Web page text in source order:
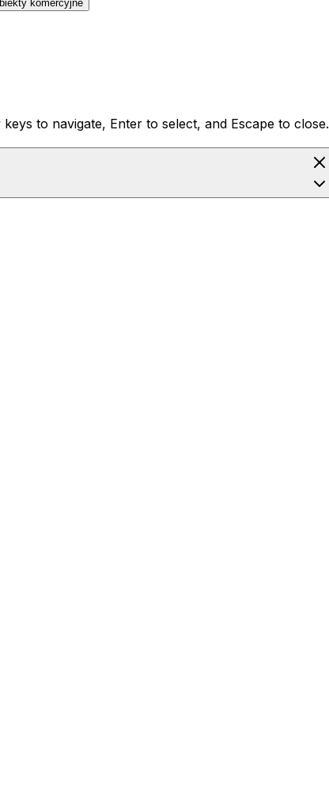
komercyjne
to navigate, Enter to select, and Escape to close.